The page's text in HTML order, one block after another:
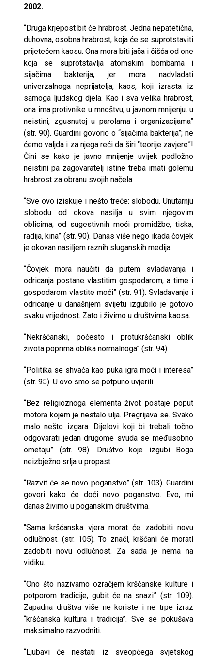
2002.
“Druga krjepost bit će hrabrost. Jedna nepatetična,
duhovna, osobna hrabrost, koja će se suprotstaviti
prijetećem kaosu. Ona mora biti jača i čišća od one
koja se suprotstavlja atomskim bombama i
sijačima bakterija, jer mora nadvladati
univerzalnoga neprijatelja, kaos, koji izrasta iz
samoga ljudskog djela. Kao i sva velika hrabrost,
ona ima protivnike u mnoštvu, u javnom mnijenju, u
neistini, zgusnutoj u parolama i organizacijama”
(str. 90). Guardini govorio o “sijačima bakterija”; ne
ćemo valjda i za njega reći da širi “teorije zavjere”!
Čini se kako je javno mnijenje uvijek podložno
neistini pa zagovaratelj istine treba imati golemu
hrabrost za obranu svojih načela.
“Sve ovo iziskuje i nešto treće: slobodu. Unutarnju
slobodu od okova nasilja u svim njegovim
oblicima; od sugestivnih moći promidžbe, tiska,
radija, kina” (str. 90). Danas više nego ikada čovjek
je okovan nasiljem raznih sluganskih medija.
“Čovjek mora naučiti da putem svladavanja i
odricanja postane vlastitim gospodarom, a time i
gospodarom vlastite moći” (str. 91). Svladavanje i
odricanje u današnjem svijetu izgubilo je gotovo
svaku vrijednost. Zato i živimo u društvima kaosa.
“Nekršćanski, počesto i protukršćanski oblik
života poprima oblika normalnoga” (str. 94).
“Politika se shvaća kao puka igra moći i interesa”
(str. 95). U ovo smo se potpuno uvjerili.
“Bez religioznoga elementa život postaje poput
motora kojem je nestalo ulja. Pregrijava se. Svako
malo nešto izgara. Dijelovi koji bi trebali točno
odgovarati jedan drugome svuda se međusobno
ometaju” (str. 98). Društvo koje izgubi Boga
neizbježno srlja u propast.
“Razvit će se novo poganstvo” (str. 103). Guardini
govori kako će doći novo poganstvo. Evo, mi
danas živimo u poganskim društvima.
“Sama kršćanska vjera morat će zadobiti novu
odlučnost. (str. 105). To znači, kršćani će morati
zadobiti novu odlučnost. Za sada je nema na
vidiku.
“Ono što nazivamo ozračjem kršćanske kulture i
potporom tradicije, gubit će na snazi” (str. 109).
Zapadna društva više ne koriste i ne trpe izraz
“kršćanska kultura i tradicija”. Sve se pokušava
maksimalno razvodniti.
“Ljubavi će nestati iz sveopćega svjetskog